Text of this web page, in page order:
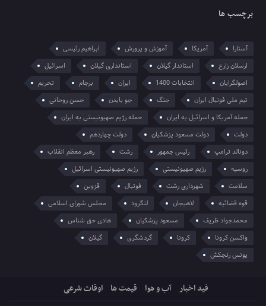
برچسب ها
آستارا آمریکا آموزش و پرورش
ابراهیم رئیسی
ارسلان زارع
استاندار گیلان استانداری گیلان
اسرائیل
اصولگرایان
انتخابات 1400 ایران برجام
تحریم
تیم ملی فوتبال ایران
جنگ جو بایدن
حسن روحانی
حمله آمریکا و اسرائیل به ایران
حمله رژیم صهیونیستی به ایران
دولت
دولت مسعود پزشکیان
دولت چهاردهم
دونالد ترامپ
رئیس جمهور رشت
رهبر معظم انقلاب
روسیه
رژیم صهیونیستی
رژیم صهیونیستی اسرائیل
سلامت
شهرداری رشت فوتبال
قزوین
قوه قضائیه
لاهیجان لنگرود
مجلس شورای اسلامی
محمدجواد ظریف
مسعود پزشکیان
هادی حق شناس
واکسن کرونا
کرونا گردشگری
گیلان
یونس رنجکش
فید اخبار آب و هوا قیمت ها اوقات شرعی